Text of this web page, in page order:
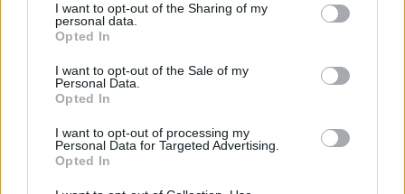
I want to opt-out of the Sharing of my
personal data.
Opted In
I want to opt-out of the Sale of my
Personal Data.
Opted In
I want to opt-out of processing my
Personal Data for Targeted Advertising.
Opted In
évben nagyon népszerűvé váltak a
luxusmárkákat értékesítő secondhand-
oldalak. Ezeken az oldalakon a Chanel, a Louis
Vuitton, a Hermès, a Christian Louboutin és
cipőit, táskáit árulják. Az árak egy átlagos
vásárló számára még így is magasak. Az